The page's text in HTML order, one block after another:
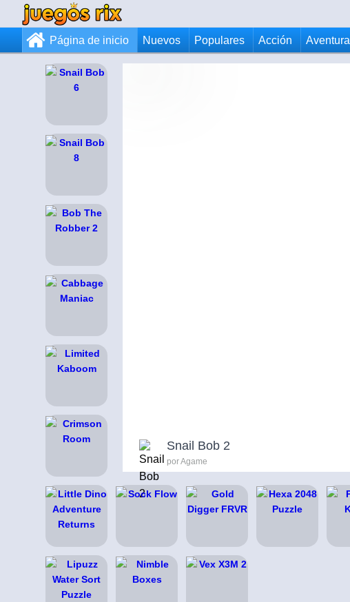
Página de inicio Nuevos Populares Acción Aventura
Snail Bob 2
por Agame